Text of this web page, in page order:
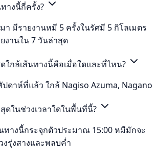
างนี้กี่ครั้ง?
า มีรายงานหมี 5 ครั้งในรัศมี 5 กิโลเมตร
งานใน 7 วันล่าสุด
ใกล้เส้นทางนี้คือเมื่อใดและที่ไหน?
ดาห์ที่แล้ว ใกล้ Nagiso Azuma, Nagano
ในช่วงเวลาใดในพื้นที่นี้?
ทางนี้กระจุกตัวประมาณ 15:00 หมีมักจะ
รุ่งสางและพลบค่ำ